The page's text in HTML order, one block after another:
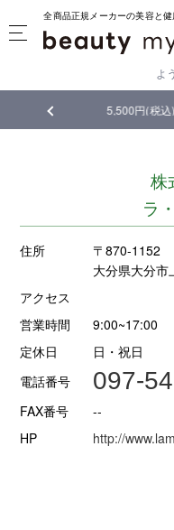
全商品正規メーカーの美容と
よ
5,500円(税込)以上ご購
株
ラ
住所
〒870-1152
大分県大分
アクセス
営業時間
9:00~17:00
定休日
日・祝日
電話番号
097-
FAX番号
--
HP
http://